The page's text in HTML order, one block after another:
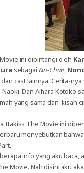
ini dibintangi oleh
sebagai Kin-Chan,
dan cast lainnya. Cerita-nya
Dan Aihara Kotoko
yang sama dan kisah
Itakiss The Movie ini
menyebutkan
info yang aku baca,
Movie. Nah disini aku